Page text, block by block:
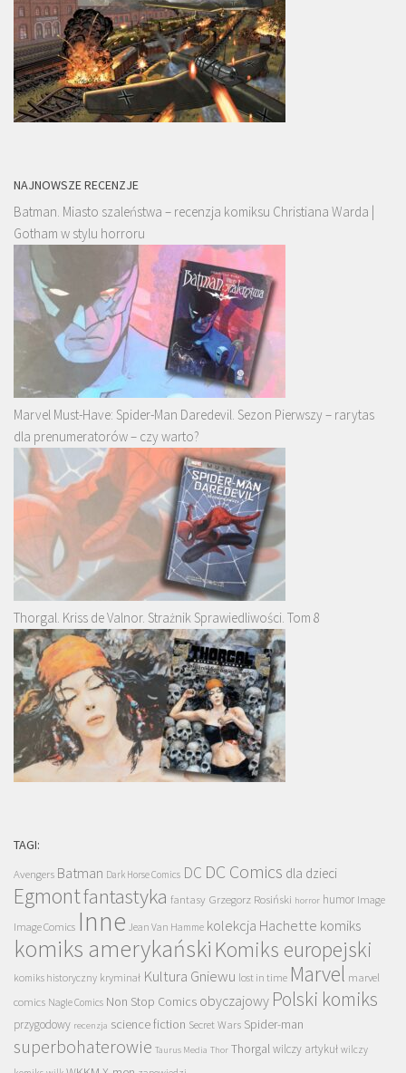
NAJNOWSZE RECENZJE
Batman. Miasto szaleństwa – recenzja komiksu Christiana Warda |
Gotham w stylu horroru
Marvel Must-Have: Spider-Man Daredevil. Sezon Pierwszy – rarytas
dla prenumeratorów – czy warto?
Thorgal. Kriss de Valnor. Strażnik Sprawiedliwości. Tom 8
TAGI:
Avengers Batman Dark Horse Comics DC DC Comics dla dzieci
Egmontfantastyka fantasy Grzegorz Rosiński horror humor Image
Image Comics Inne Jean Van Hamme kolekcja Hachette komiks
komiks amerykański Komiks europejski
komiks historyczny kryminał Kultura Gniewu lost in time Marvel marvel
comics Nagle Comics Non Stop Comics obyczajowy Polski komiks
przygodowy recenzja science fiction Secret Wars Spider-man
superbohaterowie Taurus Media Thor Thorgalwilczy artykuł wilczy